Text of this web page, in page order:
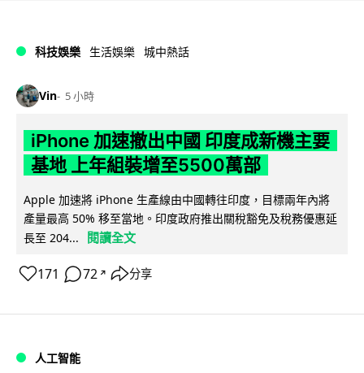
科技娛樂 生活娛樂 城中熱話
Vin 5 小時
iPhone 加速撤出中國 印度成新機主要
基地 上年組裝增至5500萬部
Apple 加速將 iPhone 生產線由中國轉往印度，目標兩年內將
產量最高 50% 移至當地。印度政府推出關稅豁免及稅務優惠延
長至 204...
閱讀全文
171 72 ↗ 分享
人工智能